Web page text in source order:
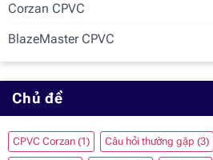
Corzan CPVC
BlazeMaster CPVC
Chủ đề
CPVC Corzan (1) Câu hỏi thường gặp (3)